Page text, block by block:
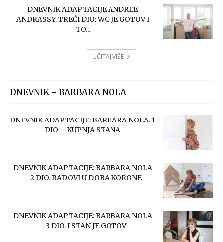
DNEVNIK ADAPTACIJE ANDREE
ANDRASSY. TREĆI DIO: WC JE GOTOV I
TO...
UČITAJ VIŠE
DNEVNIK - BARBARA NOLA
DNEVNIK ADAPTACIJE: BARBARA NOLA. 1
DIO – KUPNJA STANA
DNEVNIK ADAPTACIJE: BARBARA NOLA
– 2 DIO. RADOVI U DOBA KORONE
DNEVNIK ADAPTACIJE: BARBARA NOLA
– 3 DIO. I STAN JE GOTOV